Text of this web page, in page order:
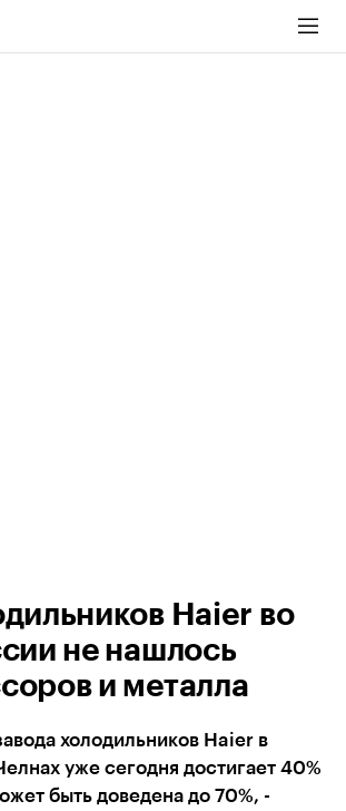
Haier во
не нашлось
и металла
холодильников Haier в
уже сегодня достигает 40%
быть доведена до 70%, -